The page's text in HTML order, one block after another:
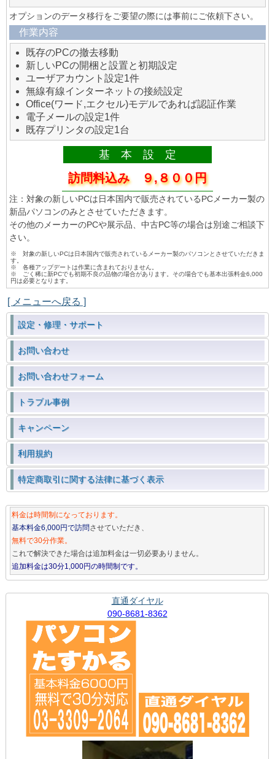
オプションのデータ移行をご要望の際には事前にご依頼下さい。
作業内容
既存のPCの撤去移動
新しいPCの開梱と設置と初期設定
ユーザアカウント設定1件
無線有線インターネットの接続設定
Office(ワード,エクセル)モデルであれば認証作業
電子メールの設定1件
既存プリンタの設定1台
基 本 設 定
訪問料込み ９,８００円
注：対象の新しいPCは日本国内で販売されているPCメーカー製の
新品パソコンのみとさせていただきます。
その他のメーカーのPCや展示品、中古PC等の場合は別途ご相談下
さい。
※ 対象の新しいPCは日本国内で販売されているメーカー製のパソコンとさせていただきま
す。
※ 各種アップデートは作業に含まれておりません。
※ ごく稀に新PCでも初期不良の品物の場合があります。その場合でも基本出張料金6,000
円は必要となります。
[ メニューへ戻る ]
設定・修理・サポート
お問い合わせ
お問い合わせフォーム
トラブル事例
キャンペーン
利用規約
特定商取引に関する法律に基づく表示
料金は時間制になっております。
基本料金6,000円で訪問させていただき、
無料で30分作業。
これで解決できた場合は追加料金は一切必要ありません。
追加料金は30分1,000円の時間制です。
直通ダイヤル
090-8681-8362